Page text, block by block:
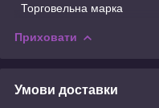
Торговельна марка
Приховати
Умови доставки